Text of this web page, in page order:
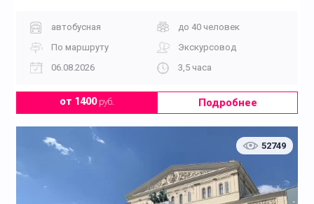
автобусная
до 40 человек
По маршруту
Экскурсовод
06.08.2026
3,5 часа
от 1400руб. Подробнее
52749